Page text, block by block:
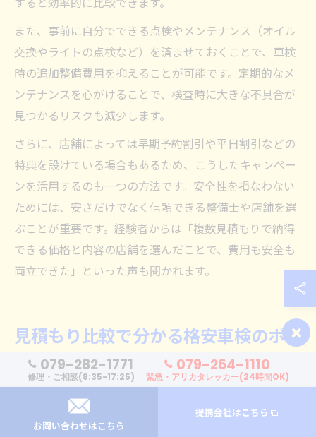
また、事前に自分でできる点検やメンテナンス（オイル
交換やライトの点検など）を済ませておくことで、車検
時の追加整備費用を抑えることが可能です。定期的なメ
ンテナンスを心がけることで、検査時に大きな不具合が
見つかるリスクも減少します。
さらに、店舗によっては早期予約割引や平日割引などの
特典を設けている場合もあるため、こうしたキャンペー
ンを活用するのも一つの方法です。安全性を損なわない
ためには、安さだけでなく信頼できる整備士や店舗を選
ぶことが重要です。経験者からは「複数見積もりで納得
できる価格と内容の店舗を選んだことで、費用も安全も
両立できた」といった声も聞かれます。
見積もり比較で分かる格安車検のポイ
ント
車検見積もり比較が格安化に有効な理由
車検費用を格安に抑えるためには、複数の業者やサービ
×
079-282-1771
修理・ご相談(8:35-17:25)
079-264-1110
緊急・アリカタレッカー(24時間OK)
お問い合わせはこちら
提携会社はこちら